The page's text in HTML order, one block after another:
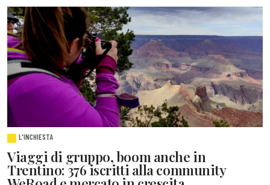
L'INCHIESTA
Viaggi di gruppo, boom anche in
Trentino: 376 iscritti alla community